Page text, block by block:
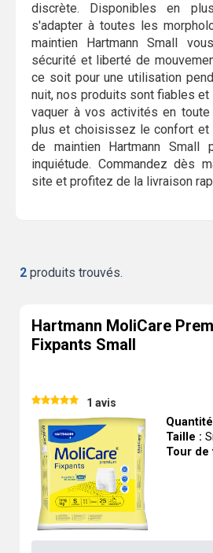
discrète. Disponibles en
s'adapter à toutes les
maintien Hartmann Small
sécurité et liberté de
ce soit pour une utilisation
nuit, nos produits sont fiables
vaquer à vos activités en
plus et choisissez le confort
de maintien Hartmann Small
inquiétude. Commandez dès
site et profitez de la livraison
2 produits trouvés.
Hartmann MoliCare
Fixpants Small
1 avis
Taille :
Tour de